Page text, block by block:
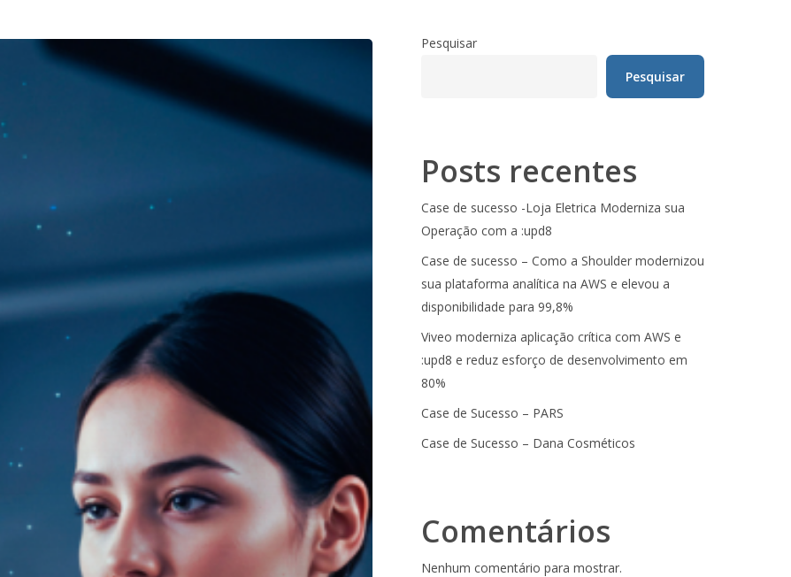
Pesquisar
Pesquisar
Posts recentes
Case de sucesso -Loja Eletrica Moderniza sua
Operação com a :upd8
Case de sucesso – Como a Shoulder modernizou
sua plataforma analítica na AWS e elevou a
disponibilidade para 99,8%
Viveo moderniza aplicação crítica com AWS e
:upd8 e reduz esforço de desenvolvimento em
80%
Case de Sucesso – PARS
Case de Sucesso – Dana Cosméticos
Comentários
Nenhum comentário para mostrar.